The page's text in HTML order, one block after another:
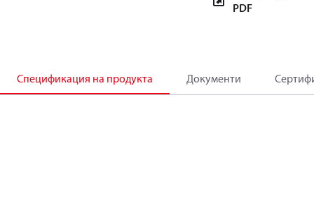
PDF
Спецификация на продукта Документи